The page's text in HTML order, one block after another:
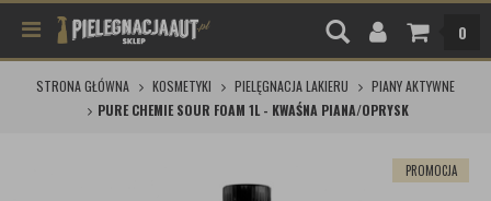
0
STRONA GŁÓWNA KOSMETYKI PIELĘGNACJA LAKIERU
PIANY AKTYWNE
PURE CHEMIE SOUR FOAM 1L - KWAŚNA PIANA/OPRYSK
PROMOCJA